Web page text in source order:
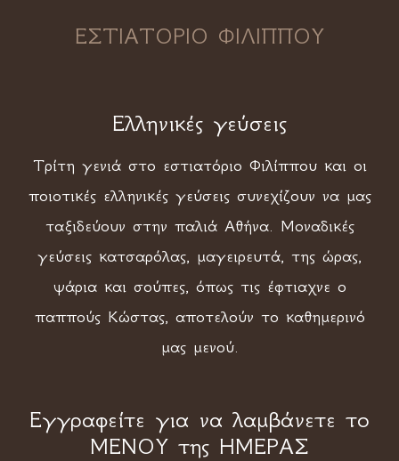
ΕΣΤΙΑΤΟΡΙΟ ΦΙΛΙΠΠΟΥ
Ελληνικές γεύσεις
Τρίτη γενιά στο εστιατόριο Φιλίππου και οι
ποιοτικές ελληνικές γεύσεις συνεχίζουν να μας
ταξιδεύουν στην παλιά Αθήνα. Μοναδικές
γεύσεις κατσαρόλας, μαγειρευτά, της ώρας,
ψάρια και σούπες, όπως τις έφτιαχνε ο
παππούς Κώστας, αποτελούν το καθημερινό
μας μενού.
Εγγραφείτε για να λαμβάνετε το
ΜΕΝΟΥ της ΗΜΕΡΑΣ